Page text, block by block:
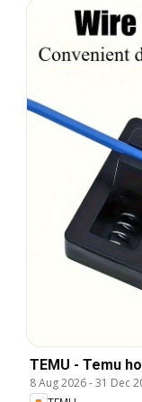
TEMU - Temu
8 Aug 2026-31 Dec